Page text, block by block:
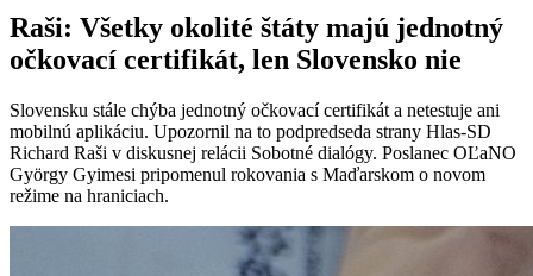
Raši: Všetky okolité štáty majú jednotný
očkovací certifikát, len Slovensko nie
Slovensku stále chýba jednotný očkovací certifikát a netestuje ani
mobilnú aplikáciu. Upozornil na to podpredseda strany Hlas-SD
Richard Raši v diskusnej relácii Sobotné dialógy. Poslanec OĽaNO
György Gyimesi pripomenul rokovania s Maďarskom o novom
režime na hraniciach.